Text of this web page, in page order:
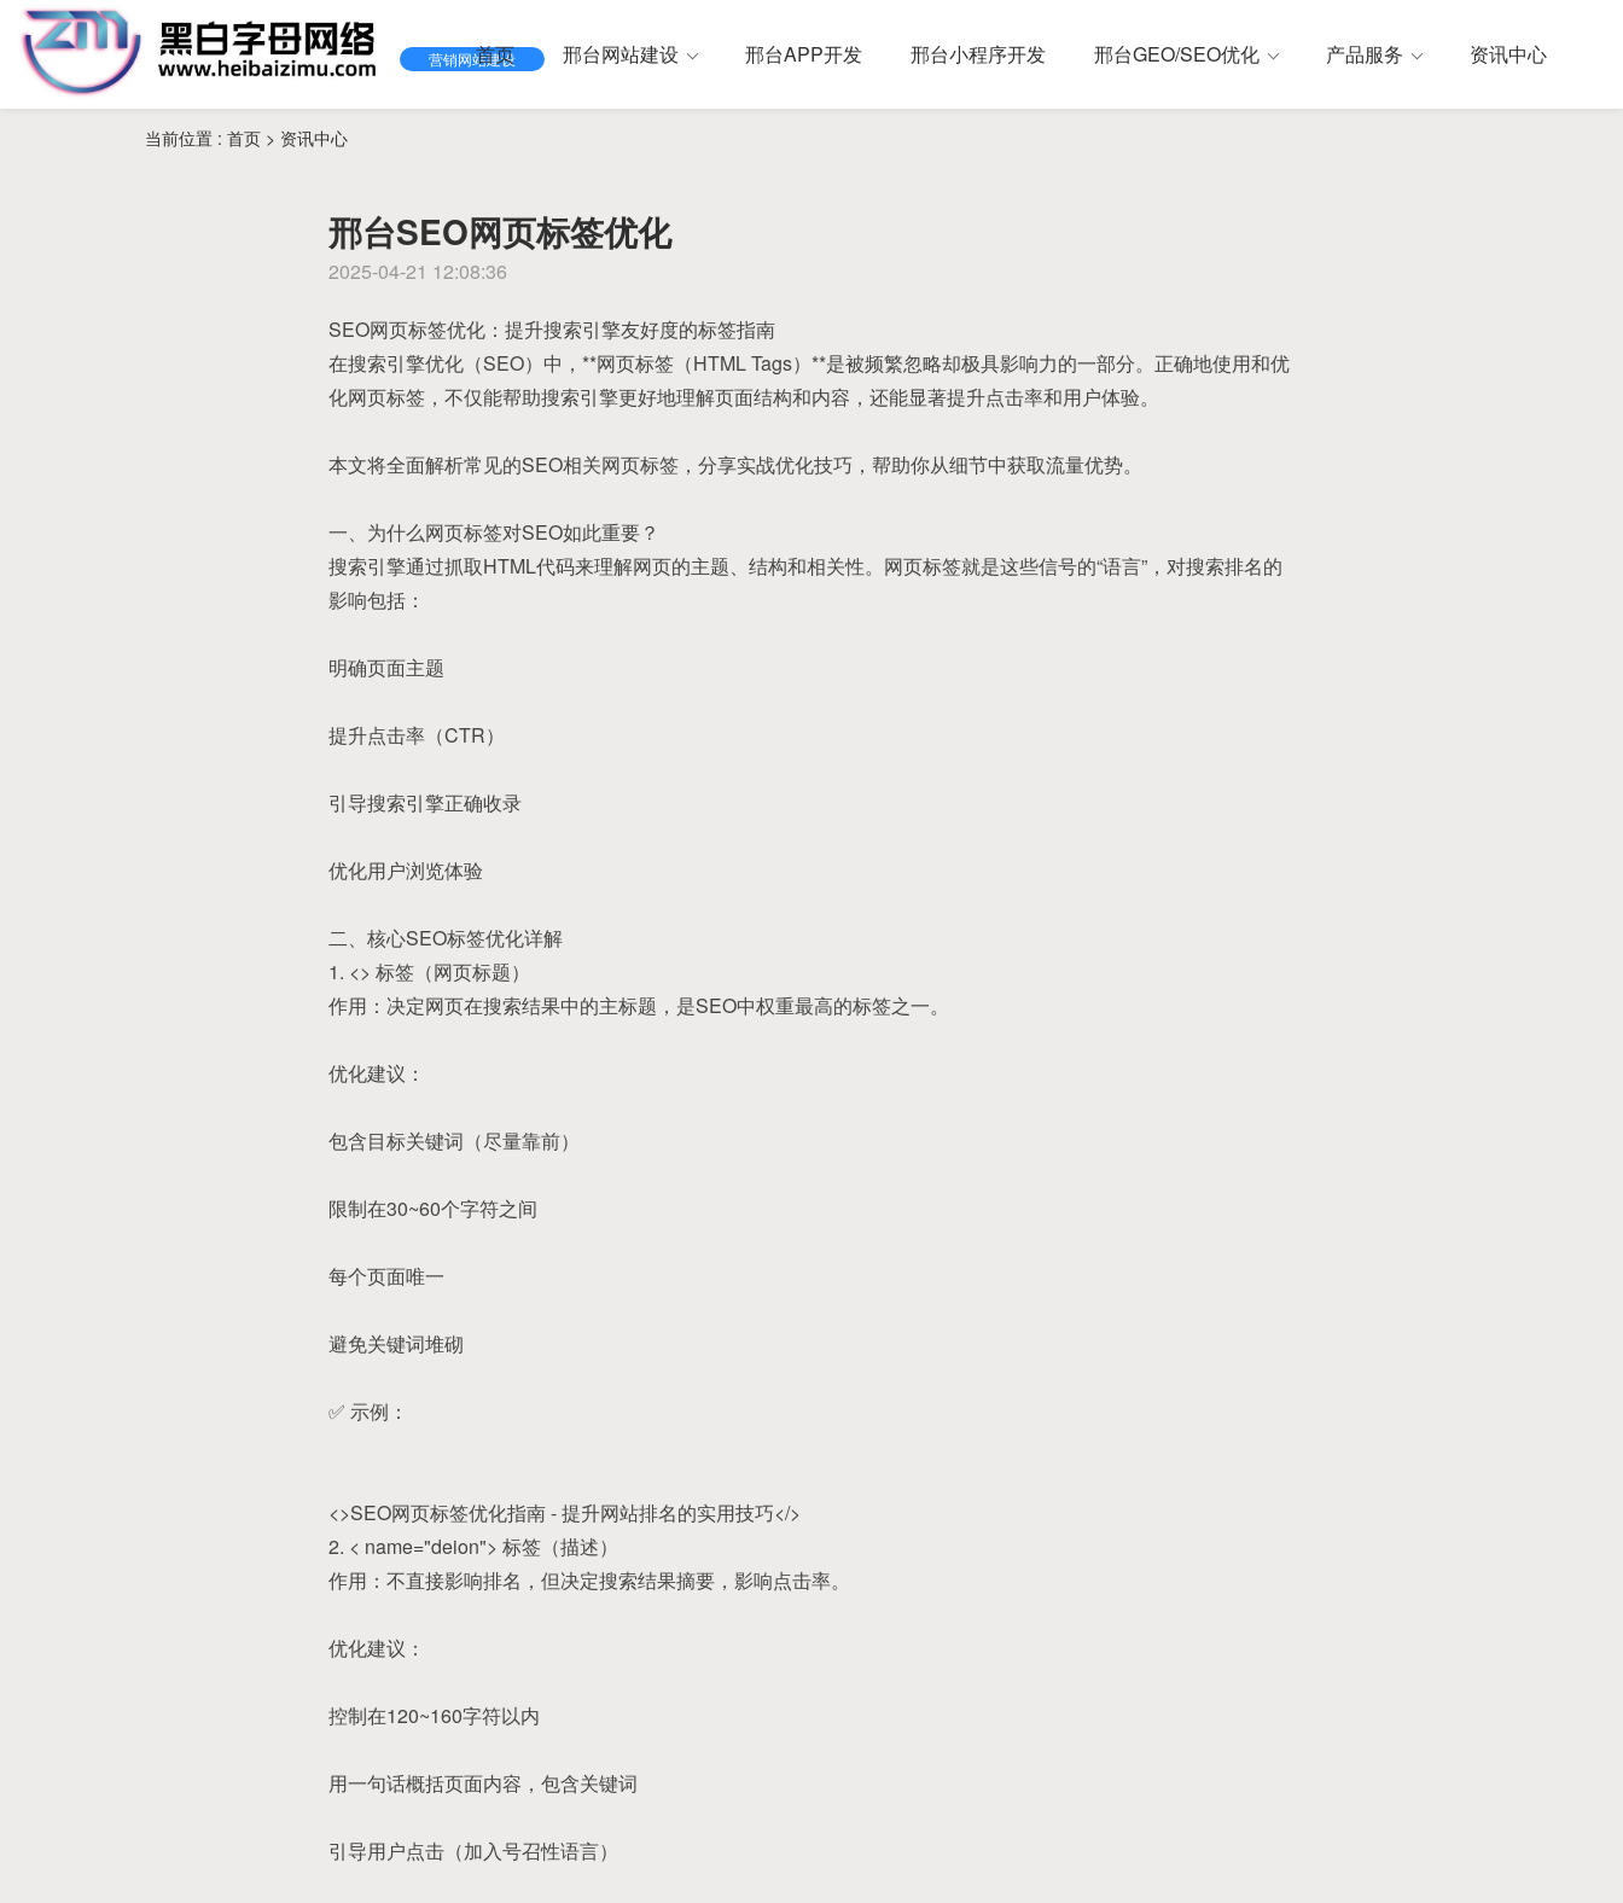
营销网站建设
首页 邢台网站建设 邢台APP开发 邢台小程序开发 邢台GEO/SEO优化 产品服务 资讯中心
当前位置 : 首页 > 资讯中心
邢台SEO网页标签优化
2025-04-21 12:08:36
SEO网页标签优化：提升搜索引擎友好度的标签指南
在搜索引擎优化（SEO）中，**网页标签（HTML Tags）**是被频繁忽略却极具影响力的一部分。正确地使用和优
化网页标签，不仅能帮助搜索引擎更好地理解页面结构和内容，还能显著提升点击率和用户体验。
本文将全面解析常见的SEO相关网页标签，分享实战优化技巧，帮助你从细节中获取流量优势。
一、为什么网页标签对SEO如此重要？
搜索引擎通过抓取HTML代码来理解网页的主题、结构和相关性。网页标签就是这些信号的“语言”，对搜索排名的
影响包括：
明确页面主题
提升点击率（CTR）
引导搜索引擎正确收录
优化用户浏览体验
二、核心SEO标签优化详解
1. <> 标签（网页标题）
作用：决定网页在搜索结果中的主标题，是SEO中权重最高的标签之一。
优化建议：
包含目标关键词（尽量靠前）
限制在30~60个字符之间
每个页面唯一
避免关键词堆砌
✅ 示例：
<>SEO网页标签优化指南 - 提升网站排名的实用技巧</>
2. < name="deion"> 标签（描述）
作用：不直接影响排名，但决定搜索结果摘要，影响点击率。
优化建议：
控制在120~160字符以内
用一句话概括页面内容，包含关键词
引导用户点击（加入号召性语言）